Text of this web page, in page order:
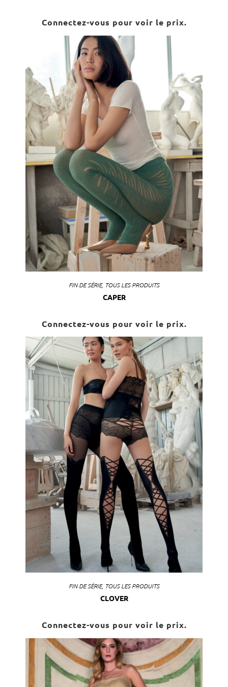
Connectez-vous pour voir le prix.
FIN DE SÉRIE, TOUS LES PRODUITS
CAPER
Connectez-vous pour voir le prix.
FIN DE SÉRIE, TOUS LES PRODUITS
CLOVER
Connectez-vous pour voir le prix.